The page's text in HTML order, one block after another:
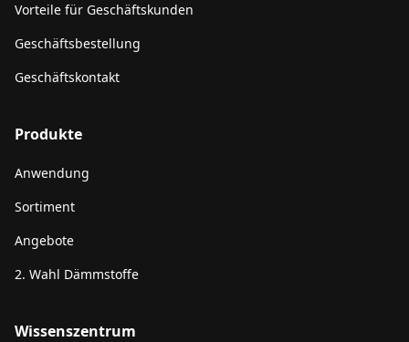
Vorteile für Geschäftskunden
Geschäftsbestellung
Geschäftskontakt
Produkte
Anwendung
Sortiment
Angebote
2. Wahl Dämmstoffe
Wissenszentrum